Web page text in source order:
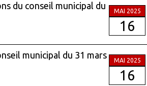
du conseil municipal du
MAI 2025
16
municipal du 31 mars
MAI 2025
16